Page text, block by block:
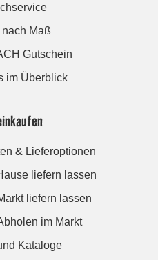
nach Maß
Gutschein
im Überblick
& Lieferoptionen
liefern lassen
liefern lassen
im Markt
Kataloge